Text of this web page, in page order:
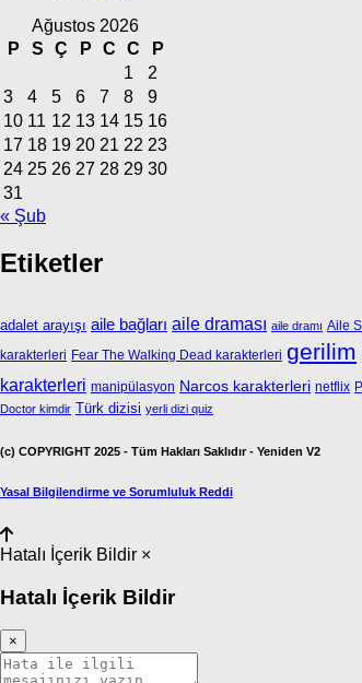
Ağustos 2026
P
S Ç P C C
P
1
2
3
4 5 6 7 8
9
10 11 12 13 14 15 16
17 18 19 20 21 22 23
24 25 26 27 28 29 30
31
« Şub
Etiketler
adalet arayışı aile bağları aile draması aile dramı Aile
karakterleri Fear The Walking Dead karakterleri gerilim
karakterleri manipülasyon Narcos karakterleri netflix
Doctor kimdir Türk dizisi yerli dizi quiz
(c) COPYRIGHT 2025 - Tüm Hakları Saklıdır - Yeniden V2
Yasal Bilgilendirme ve Sorumluluk Reddi
Hatalı İçerik Bildir ×
Hatalı İçerik Bildir
×